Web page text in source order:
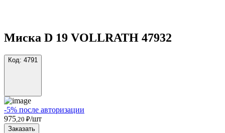
Миска D 19 VOLLRATH 47932
Код: 4791
-5% после авторизации
975 ,20 ₽/шт
Заказать